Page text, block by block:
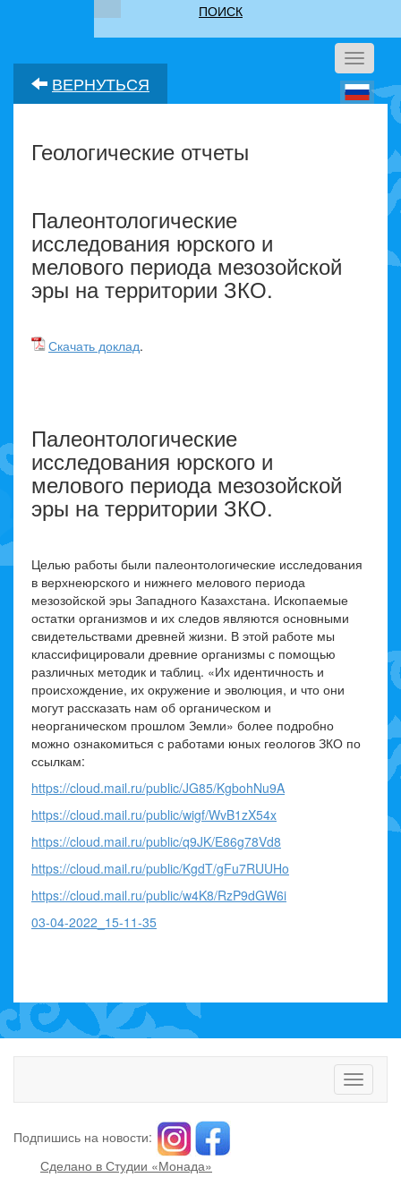
Toggle
ПОИСК
ВЕРНУТЬСЯ
Геологические отчеты
Палеонтологические
исследования юрского и
мелового периода мезозойской
эры на территории ЗКО.
Скачать доклад.
Палеонтологические
исследования юрского и
мелового периода мезозойской
эры на территории ЗКО.
Целью работы были палеонтологические исследования
в верхнеюрского и нижнего мелового периода
мезозойской эры Западного Казахстана. Ископаемые
остатки организмов и их следов являются основными
свидетельствами древней жизни. В этой работе мы
классифицировали древние организмы с помощью
различных методик и таблиц. «Их идентичность и
происхождение, их окружение и эволюция, и что они
могут рассказать нам об органическом и
неорганическом прошлом Земли» более подробно
можно ознакомиться с работами юных геологов ЗКО по
ссылкам:
https://cloud.mail.ru/public/JG85/KgbohNu9A
https://cloud.mail.ru/public/wigf/WvB1zX54x
https://cloud.mail.ru/public/q9JK/E86g78Vd8
https://cloud.mail.ru/public/KgdT/gFu7RUUHo
https://cloud.mail.ru/public/w4K8/RzP9dGW6i
03-04-2022_15-11-35
Toggle
Подпишись на новости:
Сделано в Студии «Монада»